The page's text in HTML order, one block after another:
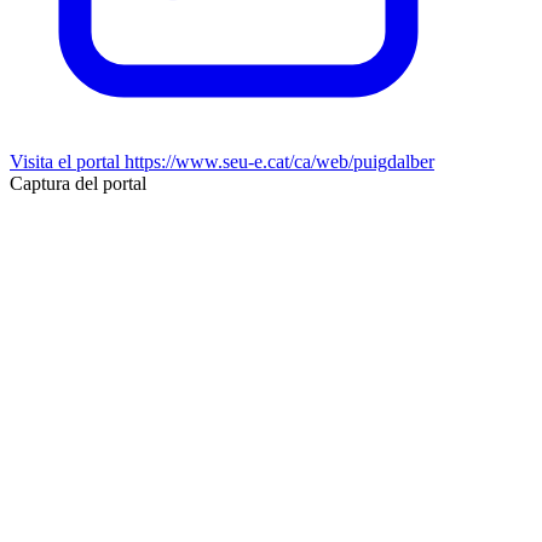
Visita el portal https://www.seu-e.cat/ca/web/puigdalber
Captura del portal